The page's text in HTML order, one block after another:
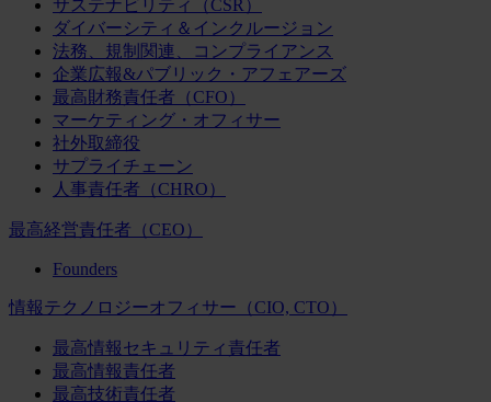
サステナビリティ（CSR）
ダイバーシティ＆インクルージョン
法務、規制関連、コンプライアンス
企業広報&パブリック・アフェアーズ
最高財務責任者（CFO）
マーケティング・オフィサー
社外取締役
サプライチェーン
人事責任者（CHRO）
最高経営責任者（CEO）
Founders
情報テクノロジーオフィサー（CIO, CTO）
最高情報セキュリティ責任者
最高情報責任者
最高技術責任者